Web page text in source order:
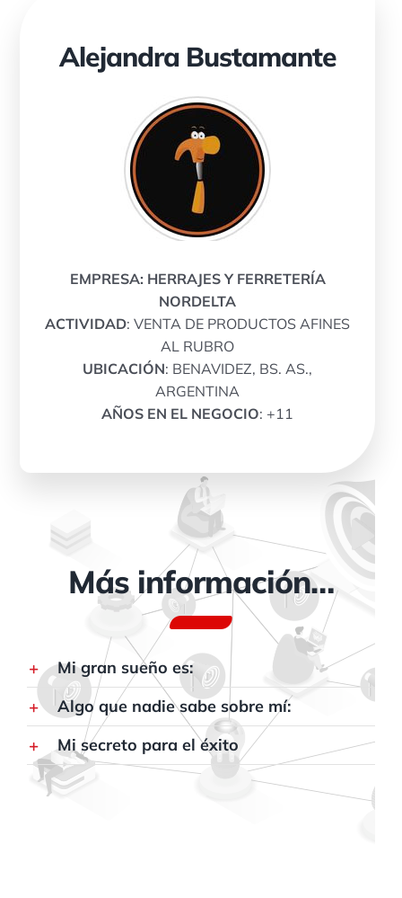
Alejandra Bustamante
EMPRESA: HERRAJES Y FERRETERÍA
NORDELTA
ACTIVIDAD: VENTA DE PRODUCTOS AFINES
AL RUBRO
UBICACIÓN: BENAVIDEZ, BS. AS.,
ARGENTINA
AÑOS EN EL NEGOCIO: +11
Más información…
Mi gran sueño es:
Algo que nadie sabe sobre mí:
Mi secreto para el éxito